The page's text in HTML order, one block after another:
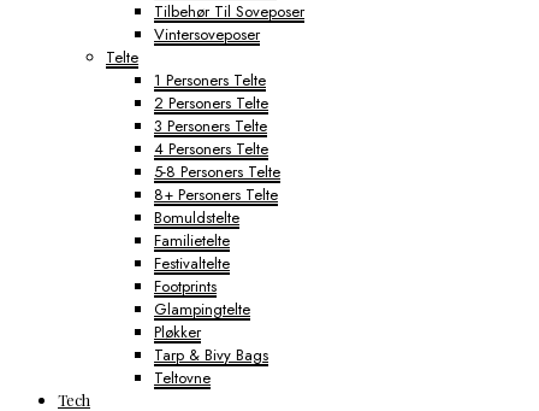
Tilbehør Til Soveposer
Vintersoveposer
Telte
1 Personers Telte
2 Personers Telte
3 Personers Telte
4 Personers Telte
5-8 Personers Telte
8+ Personers Telte
Bomuldstelte
Familietelte
Festivaltelte
Footprints
Glampingtelte
Pløkker
Tarp & Bivy Bags
Teltovne
Tech